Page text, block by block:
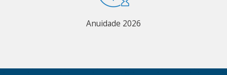
Anuidade 2026